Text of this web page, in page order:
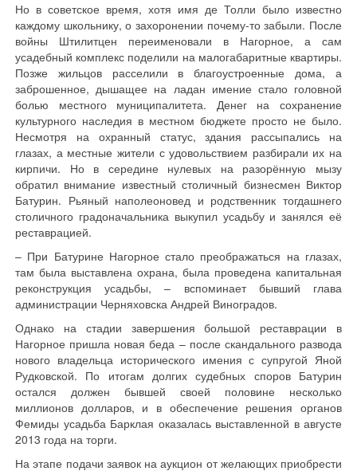
Но в советское время, хотя имя де Толли было известно
каждому школьнику, о захоронении почему-то забыли. После
войны Штилитцен переименовали в Нагорное, а сам
усадебный комплекс поделили на малогабаритные квартиры.
Позже жильцов расселили в благоустроенные дома, а
заброшенное, дышащее на ладан имение стало головной
болью местного муниципалитета. Денег на сохранение
культурного наследия в местном бюджете просто не было.
Несмотря на охранный статус, здания рассыпались на
глазах, а местные жители с удовольствием разбирали их на
кирпичи. Но в середине нулевых на разорённую мызу
обратил внимание известный столичный бизнесмен Виктор
Батурин. Рьяный наполеоновед и родственник тогдашнего
столичного градоначальника выкупил усадьбу и занялся её
реставрацией.
– При Батурине Нагорное стало преображаться на глазах,
там была выставлена охрана, была проведена капитальная
реконструкция усадьбы, – вспоминает бывший глава
администрации Черняховска Андрей Виноградов.
Однако на стадии завершения большой реставрации в
Нагорное пришла новая беда – после скандального развода
нового владельца исторического имения с супругой Яной
Рудковской. По итогам долгих судебных споров Батурин
остался должен бывшей своей половине несколько
миллионов долларов, и в обеспечение решения органов
Фемиды усадьба Барклая оказалась выставленной в августе
2013 года на торги.
На этапе подачи заявок на аукцион от желающих приобрести